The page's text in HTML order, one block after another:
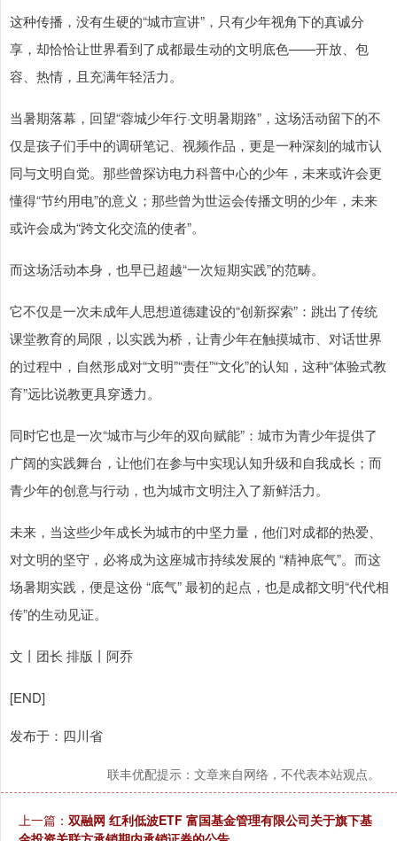
这种传播，没有生硬的“城市宣讲”，只有少年视角下的真诚分
享，却恰恰让世界看到了成都最生动的文明底色——开放、包
容、热情，且充满年轻活力。
当暑期落幕，回望“蓉城少年行·文明暑期路”，这场活动留下的不
仅是孩子们手中的调研笔记、视频作品，更是一种深刻的城市认
同与文明自觉。那些曾探访电力科普中心的少年，未来或许会更
懂得“节约用电”的意义；那些曾为世运会传播文明的少年，未来
或许会成为“跨文化交流的使者”。
而这场活动本身，也早已超越“一次短期实践”的范畴。
它不仅是一次未成年人思想道德建设的“创新探索”：跳出了传统
课堂教育的局限，以实践为桥，让青少年在触摸城市、对话世界
的过程中，自然形成对“文明”“责任”“文化”的认知，这种“体验式教
育”远比说教更具穿透力。
同时它也是一次“城市与少年的双向赋能”：城市为青少年提供了
广阔的实践舞台，让他们在参与中实现认知升级和自我成长；而
青少年的创意与行动，也为城市文明注入了新鲜活力。
未来，当这些少年成长为城市的中坚力量，他们对成都的热爱、
对文明的坚守，必将成为这座城市持续发展的 “精神底气”。而这
场暑期实践，便是这份 “底气” 最初的起点，也是成都文明“代代相
传”的生动见证。
文丨团长 排版丨阿乔
[END]
发布于：四川省
联丰优配提示：文章来自网络，不代表本站观点。
上一篇： 双融网 红利低波ETF 富国基金管理有限公司关于旗下基